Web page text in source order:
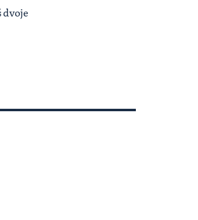
dvoje